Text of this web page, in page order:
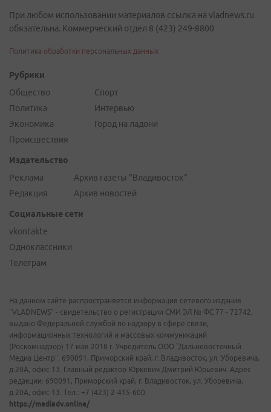
При любом использовании материалов ссылка на vladnews.ru
обязательна. Коммерческий отдел 8 (423) 249-8800
Политика обработки персональных данных
Рубрики
Общество
Политика
Экономика
Происшествия
Спорт
Интервью
Город на ладони
Издательство
Реклама
Редакция
Архив газеты "Владивосток"
Архив новостей
Социальные сети
vkontakte
Одноклассники
Телеграм
На данном сайте распространяется информация сетевого издания
"VLADNEWS" - свидетельство о регистрации СМИ ЭЛ № ФС 77 - 72742,
выдано Федеральной службой по надзору в сфере связи,
информационных технологий и массовых коммуникаций
(Роскомнадзор) 17 мая 2018 г. Учредитель ООО "Дальневосточный
Медиа Центр". 690091, Приморский край, г. Владивосток, ул. Уборевича,
д.20А, офис 13. Главный редактор Юркевич Дмитрий Юрьевич. Адрес
редакции: 690091, Приморский край, г. Владивосток, ул. Уборевича,
д.20А, офис 13. Тел.: +7 (423) 2-415-600.
https://mediadv.online/